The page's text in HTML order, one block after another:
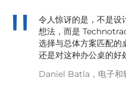
令人惊讶的是，不是设
想法，而是
选择与总体方案匹配的
还是对这种办公桌的好
Daniel Batla，电子和